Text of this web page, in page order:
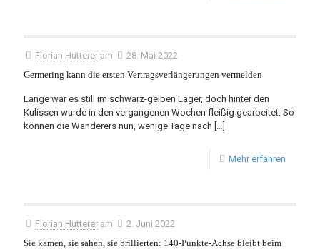
Florian Hutterer am
28. Mai 2022
Germering kann die ersten Vertragsverlängerungen vermelden
Lange war es still im schwarz-gelben Lager, doch hinter den
Kulissen wurde in den vergangenen Wochen fleißig gearbeitet. So
können die Wanderers nun, wenige Tage nach […]
Mehr erfahren
Florian Hutterer am
2. Juni 2022
Sie kamen, sie sahen, sie brillierten: 140-Punkte-Achse bleibt beim